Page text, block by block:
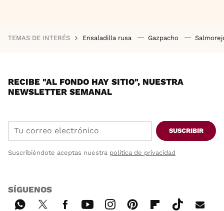
TEMAS DE INTERÉS Ensaladilla rusa Gazpacho
RECIBE "AL FONDO HAY SITIO", NUESTRA
NEWSLETTER SEMANAL
SUSCRIBIR
Suscribiéndote aceptas nuestra política de privacidad
SÍGUENOS